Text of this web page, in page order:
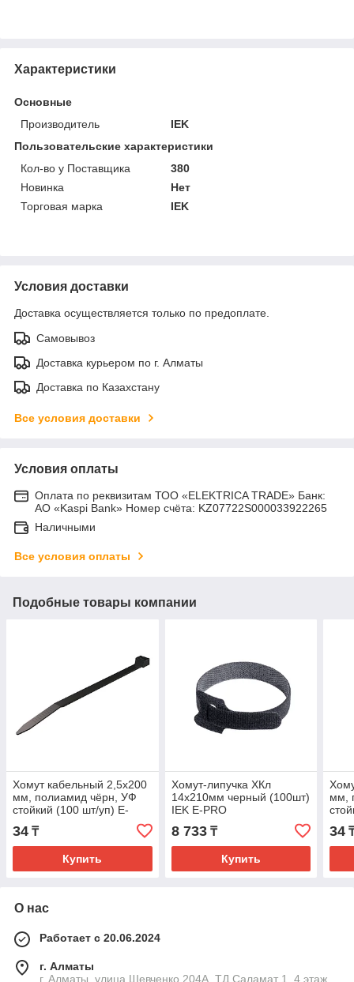
Характеристики
Основные
Производитель
IEK
Пользовательские характеристики
Кол-во у Поставщика
380
Новинка
Нет
Торговая марка
IEK
Условия доставки
Доставка осуществляется только по предоплате.
Самовывоз
Доставка курьером по г. Алматы
Доставка по Казахстану
Все условия доставки
Условия оплаты
Оплата по реквизитам ТОО «ELEKTRICA TRADE» Банк:
АО «Kaspi Bank» Номер счёта: KZ07722S000033922265
Наличными
Все условия оплаты
Подобные товары компании
Хомут кабельный 2,5x200
мм, полиамид чёрн, УФ
стойкий (100 шт/уп) E-
PRO
34 ₸
Купить
Хомут-липучка ХКл
14х210мм черный (100шт)
IEK E-PRO
8 733₸
Купить
мм,
PRO
34
О нас
Работает с 20.06.2024
г. Алматы
г. Алматы, улица Шевченко 204А, ТД Саламат 1, 4 этаж,